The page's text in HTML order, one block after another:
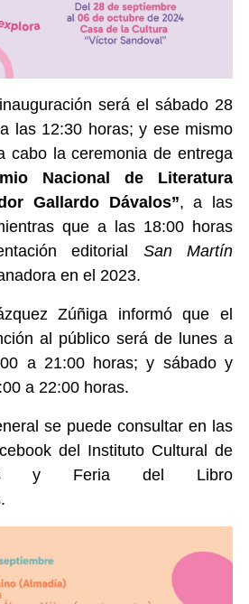
será el sábado 28
las 12:30 horas; y ese mismo
cabo la ceremonia de entrega
Nacional de Literatura
Gallardo Dávalos”, a las
que a las 18:00 horas
editorial San Martín
en el 2023.
Zúñiga informó que el
al público será de lunes a
a 21:00 horas; y sábado y
a 22:00 horas.
se puede consultar en las
del Instituto Cultural de
y Feria del Libro